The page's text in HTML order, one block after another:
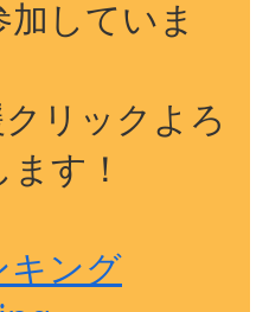
していま
リックよろ
す！
キング